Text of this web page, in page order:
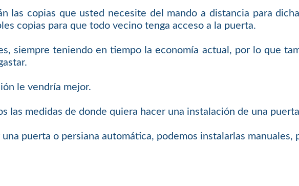
las copias que usted necesite del mando a distancia para
copias para que todo vecino tenga acceso a la puerta.
siempre teniendo en tiempo la economía actual, por lo que
le vendría mejor.
las medidas de donde quiera hacer una instalación de una
puerta o persiana automática, podemos instalarlas